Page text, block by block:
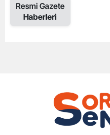
Resmi Gazete
Haberleri